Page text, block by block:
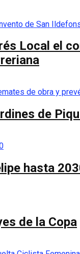
Local el
de
hasta
de la Copa